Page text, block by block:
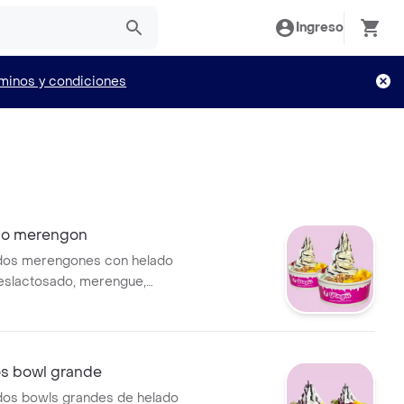
Ingreso
y condiciones
merengon
merengones con helado
merengue,
5 toppings y 1 salsa a
bowl grande
bowls grandes de helado